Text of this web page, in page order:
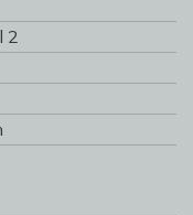
2